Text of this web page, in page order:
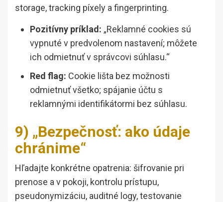
storage, tracking píxely a fingerprinting.
Pozitívny príklad: „Reklamné cookies sú
vypnuté v predvolenom nastavení; môžete
ich odmietnuť v správcovi súhlasu.“
Red flag: Cookie lišta bez možnosti
odmietnuť všetko; spájanie účtu s
reklamnými identifikátormi bez súhlasu.
9) „Bezpečnosť: ako údaje
chránime“
Hľadajte konkrétne opatrenia: šifrovanie pri
prenose a v pokoji, kontrolu prístupu,
pseudonymizáciu, auditné logy, testovanie